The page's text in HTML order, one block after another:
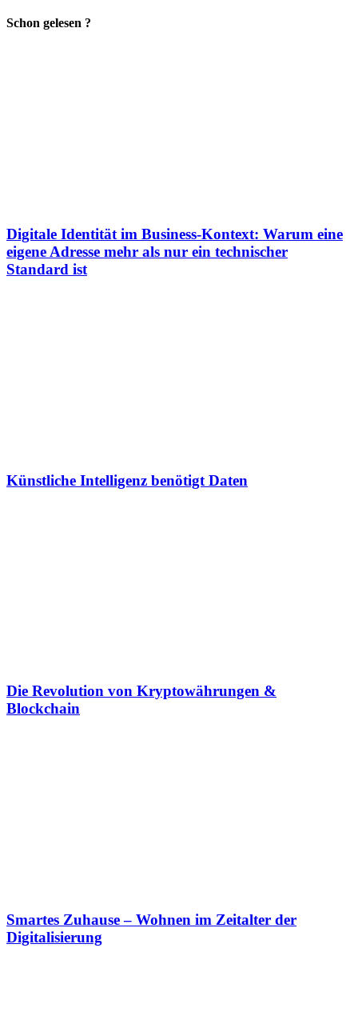
Schon gelesen ?
Digitale Identität im Business-Kontext: Warum eine
eigene Adresse mehr als nur ein technischer
Standard ist
Künstliche Intelligenz benötigt Daten
Die Revolution von Kryptowährungen &
Blockchain
Smartes Zuhause – Wohnen im Zeitalter der
Digitalisierung